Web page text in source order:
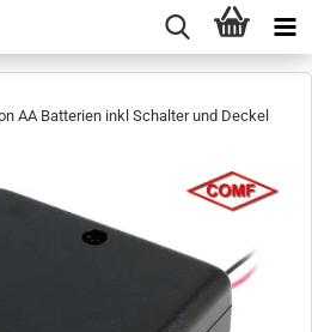
AA Batterien inkl Schalter und Deckel